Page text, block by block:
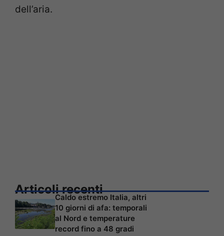
dell’aria.
Articoli recenti
Caldo estremo Italia, altri
10 giorni di afa: temporali
al Nord e temperature
record fino a 48 gradi